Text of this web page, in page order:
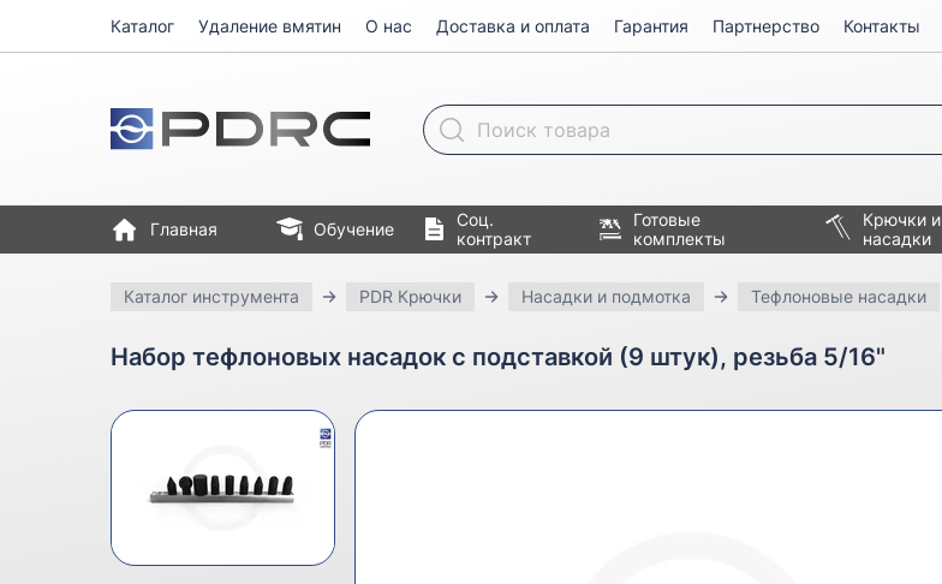
Поиск товара
Каталог Удаление вмятин О нас Доставка и оплата Гарантия Партнерство Контакты
Главная Обучение
Соц.
контракт
Готовые
комплекты
Крючки и
насадки
Каталог инструмента PDR Крючки Насадки и подмотка Тефлоновые насадки
Набор тефлоновых насадок с подставкой (9 штук), резьба 5/16"